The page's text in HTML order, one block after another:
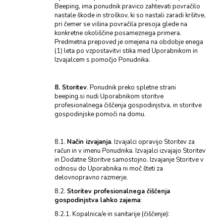
Beeping, ima ponudnik pravico zahtevati povračilo
nastale škode in stroškov, ki so nastali zaradi kršitve,
pri čemer se višina povračila presoja glede na
konkretne okoliščine posameznega primera.
Predmetna prepoved je omejena na obdobje enega
(1) leta po vzpostavitvi stika med Uporabnikom in
Izvajalcem s pomočjo Ponudnika.
8. Storitev. Ponudnik preko spletne strani
beeping.si nudi Uporabnikom storitve
profesionalnega čiščenja gospodinjstva, in storitve
gospodinjske pomoči na domu.
8.1. Način izvajanja. Izvajalci opravijo Storitev za
račun in v imenu Ponudnika. Izvajalci izvajajo Storitev
in Dodatne Storitve samostojno. Izvajanje Storitve v
odnosu do Uporabnika ni moč šteti za
delovnopravno razmerje.
8.2. Storitev profesionalnega čiščenja
gospodinjstva lahko zajema:
8.2.1. Kopalnica/e in sanitarije (čiščenje):